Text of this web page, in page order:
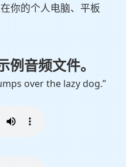
你的个人电脑、平板
音频文件。
over the lazy dog.”